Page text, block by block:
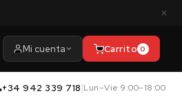
×
Mi cuenta Carrito 0
+34 942 339 718|Lun–Vie 9:00–18:00